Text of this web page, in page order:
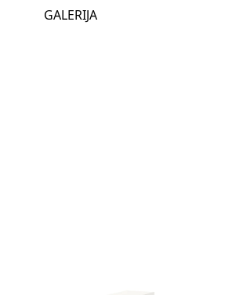
GALERIJA